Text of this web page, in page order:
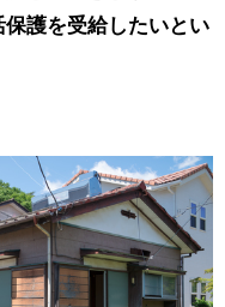
護を受給したいとい